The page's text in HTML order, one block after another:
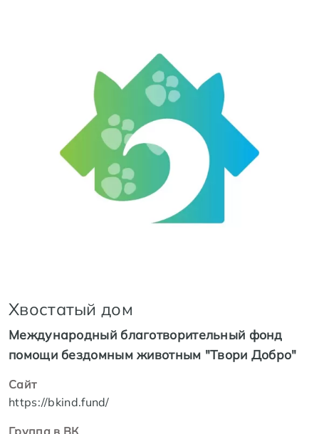
Хвостатый дом
Международный благотворительный фонд
помощи бездомным животным "Твори Добро"
Сайт
https://bkind.fund/